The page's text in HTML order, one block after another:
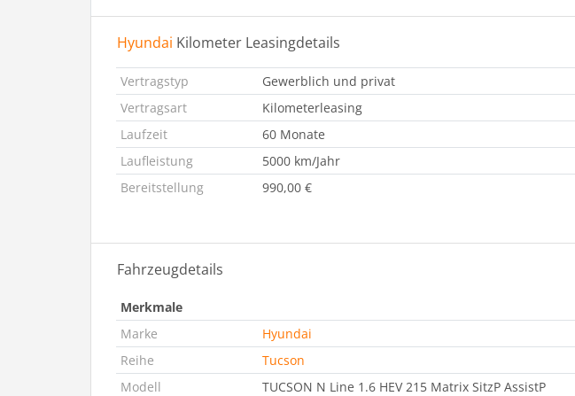
Hyundai Kilometer Leasingdetails
Vertragstyp
Gewerblich und privat
Vertragsart
Kilometerleasing
Laufzeit
60 Monate
Laufleistung
5000 km/Jahr
Bereitstellung
990,00 €
Fahrzeugdetails
Merkmale
Marke
Hyundai
Reihe
Tucson
Modell
TUCSON N Line 1.6 HEV 215 Matrix SitzP AssistP